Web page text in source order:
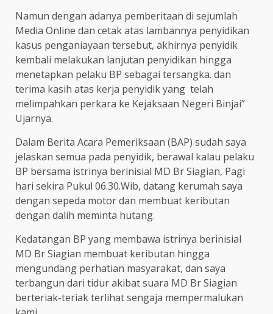
Namun dengan adanya pemberitaan di sejumlah
Media Online dan cetak atas lambannya penyidikan
kasus penganiayaan tersebut, akhirnya penyidik
kembali melakukan lanjutan penyidikan hingga
menetapkan pelaku BP sebagai tersangka. dan
terima kasih atas kerja penyidik yang telah
melimpahkan perkara ke Kejaksaan Negeri Binjai”
Ujarnya.
Dalam Berita Acara Pemeriksaan (BAP) sudah saya
jelaskan semua pada penyidik, berawal kalau pelaku
BP bersama istrinya berinisial MD Br Siagian, Pagi
hari sekira Pukul 06.30.Wib, datang kerumah saya
dengan sepeda motor dan membuat keributan
dengan dalih meminta hutang.
Kedatangan BP yang membawa istrinya berinisial
MD Br Siagian membuat keributan hingga
mengundang perhatian masyarakat, dan saya
terbangun dari tidur akibat suara MD Br Siagian
berteriak-teriak terlihat sengaja mempermalukan